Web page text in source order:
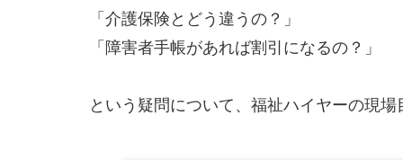
「介護保険とどう違うの？」
「障害者手帳があれば割引になるの？」
という疑問について、福祉ハイヤーの現